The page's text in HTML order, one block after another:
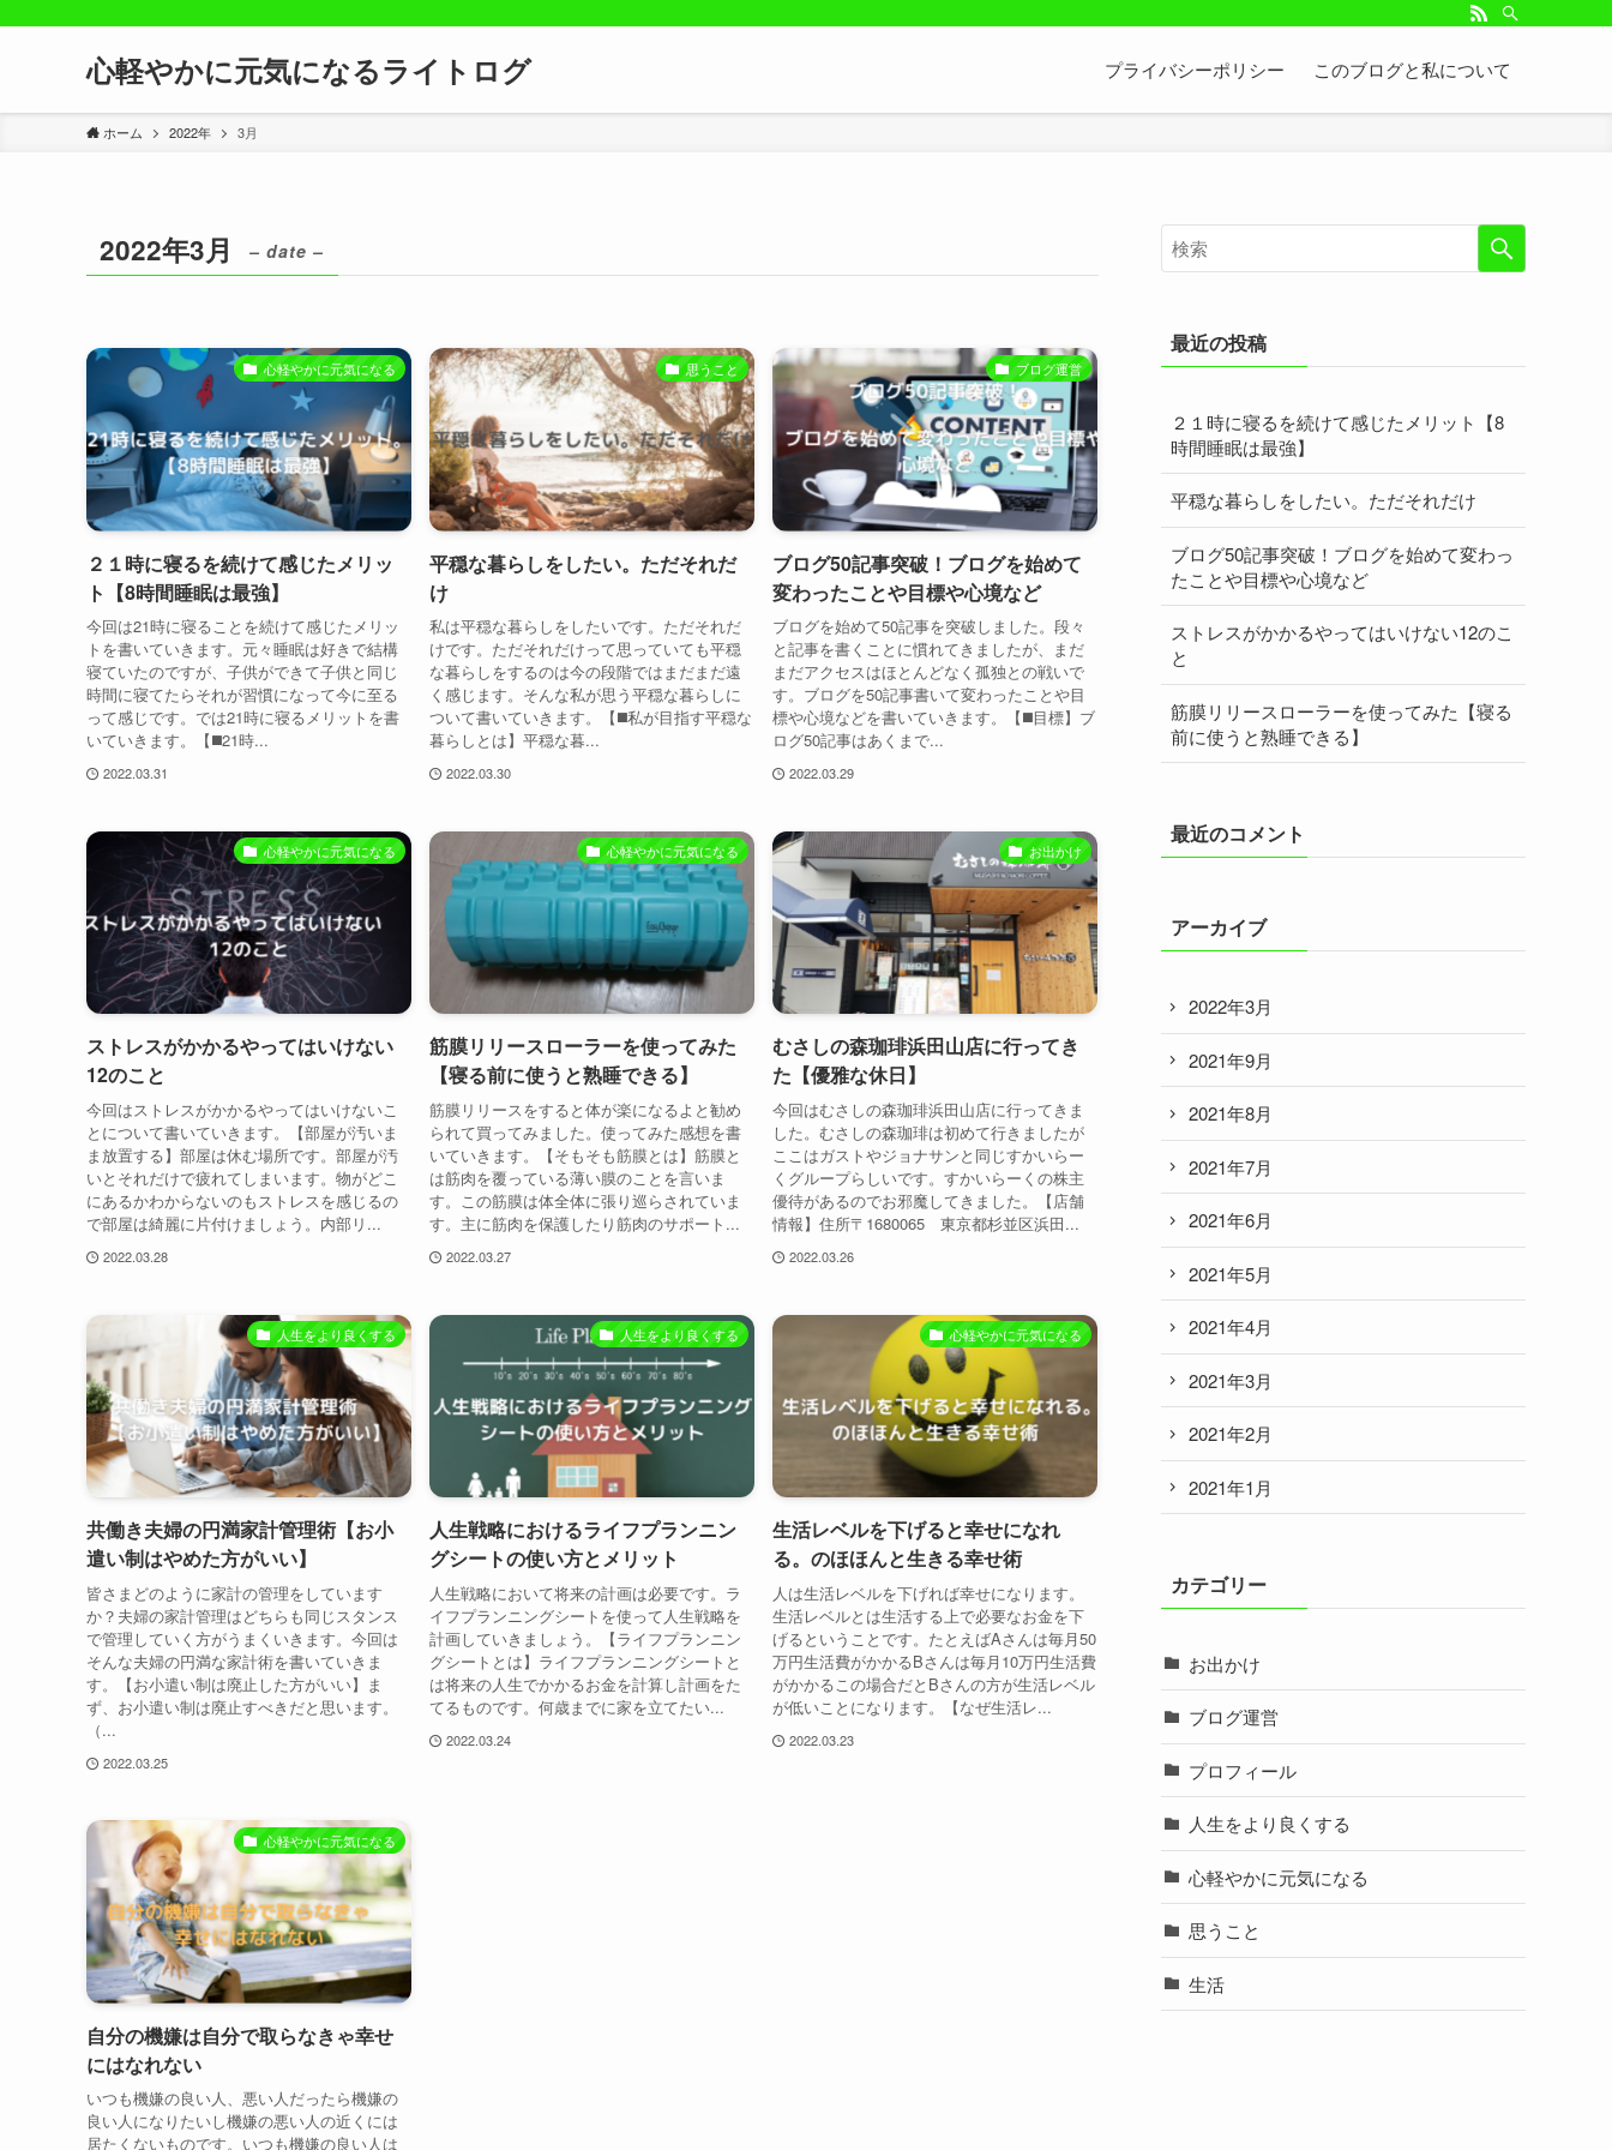
心軽やかに元気になるライトログ プライバシーポリシー このブログと私について
ホーム 2022年 3月
2022年3月 – date –
心軽やかに元気になる
２１時に寝るを続けて感じたメリッ
ト【8時間睡眠は最強】
今回は21時に寝ることを続けて感じたメリッ
トを書いていきます。元々睡眠は好きで結構
寝ていたのですが、子供ができて子供と同じ
時間に寝てたらそれが習慣になって今に至る
って感じです。では21時に寝るメリットを書
いていきます。【◼️21時...
2022.03.31
思うこと
平穏な暮らしをしたい。ただそれだ
け
私は平穏な暮らしをしたいです。ただそれだ
けです。ただそれだけって思っていても平穏
な暮らしをするのは今の段階ではまだまだ遠
く感じます。そんな私が思う平穏な暮らしに
ついて書いていきます。【◼️私が目指す平穏な
暮らしとは】平穏な暮...
2022.03.30
ブログ運営
ブログ50記事突破！ブログを始めて
変わったことや目標や心境など
ブログを始めて50記事を突破しました。段々
と記事を書くことに慣れてきましたが、まだ
まだアクセスはほとんどなく孤独との戦いで
す。ブログを50記事書いて変わったことや目
標や心境などを書いていきます。【◼️目標】ブ
ログ50記事はあくまで...
2022.03.29
心軽やかに元気になる
ストレスがかかるやってはいけない
12のこと
今回はストレスがかかるやってはいけないこ
とについて書いていきます。【部屋が汚いま
ま放置する】部屋は休む場所です。部屋が汚
いとそれだけで疲れてしまいます。物がどこ
にあるかわからないのもストレスを感じるの
で部屋は綺麗に片付けましょう。内部リ...
2022.03.28
心軽やかに元気になる
筋膜リリースローラーを使ってみた
【寝る前に使うと熟睡できる】
筋膜リリースをすると体が楽になるよと勧め
られて買ってみました。使ってみた感想を書
いていきます。【そもそも筋膜とは】筋膜と
は筋肉を覆っている薄い膜のことを言いま
す。この筋膜は体全体に張り巡らされていま
す。主に筋肉を保護したり筋肉のサポート...
2022.03.27
お出かけ
むさしの森珈琲浜田山店に行ってき
た【優雅な休日】
今回はむさしの森珈琲浜田山店に行ってきま
した。むさしの森珈琲は初めて行きましたが
ここはガストやジョナサンと同じすかいらー
くグループらしいです。すかいらーくの株主
優待があるのでお邪魔してきました。【店舗
情報】住所〒1680065 東京都杉並区浜田...
2022.03.26
人生をより良くする
共働き夫婦の円満家計管理術【お小
遣い制はやめた方がいい】
皆さまどのように家計の管理をしています
か？夫婦の家計管理はどちらも同じスタンス
で管理していく方がうまくいきます。今回は
そんな夫婦の円満な家計術を書いていきま
す。【お小遣い制は廃止した方がいい】ま
ず、お小遣い制は廃止すべきだと思います。
（...
2022.03.25
人生をより良くする
人生戦略におけるライフプランニン
グシートの使い方とメリット
人生戦略において将来の計画は必要です。ラ
イフプランニングシートを使って人生戦略を
計画していきましょう。【ライフプランニン
グシートとは】ライフプランニングシートと
は将来の人生でかかるお金を計算し計画をた
てるものです。何歳までに家を立てたい...
2022.03.24
心軽やかに元気になる
生活レベルを下げると幸せになれ
る。のほほんと生きる幸せ術
人は生活レベルを下げれば幸せになります。
生活レベルとは生活する上で必要なお金を下
げるということです。たとえばAさんは毎月50
万円生活費がかかるBさんは毎月10万円生活費
がかかるこの場合だとBさんの方が生活レベル
が低いことになります。【なぜ生活レ...
2022.03.23
心軽やかに元気になる
自分の機嫌は自分で取らなきゃ幸せ
にはなれない
いつも機嫌の良い人、悪い人だったら機嫌の
良い人になりたいし機嫌の悪い人の近くには
居たくないものです。いつも機嫌の良い人は
最近の投稿
２１時に寝るを続けて感じたメリット【8
時間睡眠は最強】
平穏な暮らしをしたい。ただそれだけ
ブログ50記事突破！ブログを始めて変わっ
たことや目標や心境など
ストレスがかかるやってはいけない12のこ
と
筋膜リリースローラーを使ってみた【寝る
前に使うと熟睡できる】
最近のコメント
アーカイブ
2022年3月
2021年9月
2021年8月
2021年7月
2021年6月
2021年5月
2021年4月
2021年3月
2021年2月
2021年1月
カテゴリー
お出かけ
ブログ運営
プロフィール
人生をより良くする
心軽やかに元気になる
思うこと
生活